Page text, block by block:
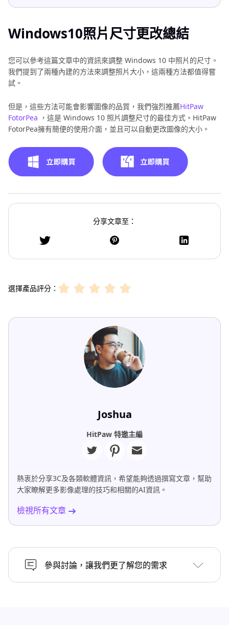
Windows10照片尺寸更改總結
您可以參考這篇文章中的資訊來調整 Windows 10 中照片的尺寸。
我們提到了兩種內建的方法來調整照片大小，這兩種方法都值得嘗
試。
但是，這些方法可能會影響圖像的品質，我們強烈推薦HitPaw
FotorPea ，這是 Windows 10 照片調整尺寸的最佳方式。HitPaw
FotorPea擁有簡便的使用介面，並且可以自動更改圖像的大小。
分享文章至：
選擇產品評分：
Joshua
HitPaw 特邀主編
熱衷於分享3C及各類軟體資訊，希望能夠透過撰寫文章，幫助
大家瞭解更多影像處理的技巧和相關的AI資訊。
檢視所有文章
參與討論，讓我們更了解您的需求